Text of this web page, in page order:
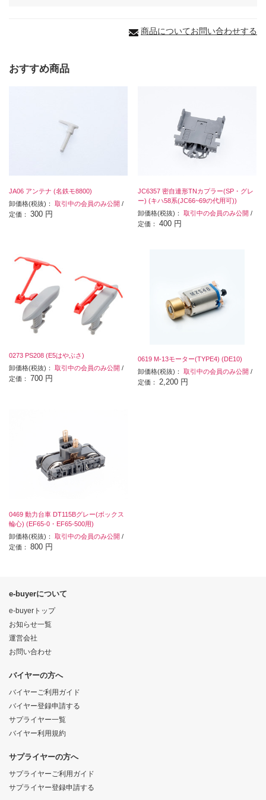
商品についてお問い合わせする
おすすめ商品
JA06 アンテナ (名鉄モ8800)
卸価格(税抜)： 取引中の会員のみ公開 /
定価： 300 円
JC6357 密自連形TNカプラー(SP・グレ
ー) (キハ58系(JC66~69の代用可))
卸価格(税抜)：取引中の会員のみ公開 /
定価：400 円
0273 PS208 (E5はやぶさ)
卸価格(税抜)： 取引中の会員のみ公開 /
定価： 700 円
0619 M-13モーター(TYPE4) (DE10)
卸価格(税抜)：取引中の会員のみ公開 /
定価： 2,200 円
0469 動力台車 DT115Bグレー(ボックス
輪心) (EF65-0・EF65-500用)
卸価格(税抜)： 取引中の会員のみ公開 /
定価： 800 円
e-buyerについて
e-buyerトップ
お知らせ一覧
運営会社
お問い合わせ
バイヤーの方へ
バイヤーご利用ガイド
バイヤー登録申請する
サプライヤー一覧
バイヤー利用規約
サプライヤーの方へ
サプライヤーご利用ガイド
サプライヤー登録申請する